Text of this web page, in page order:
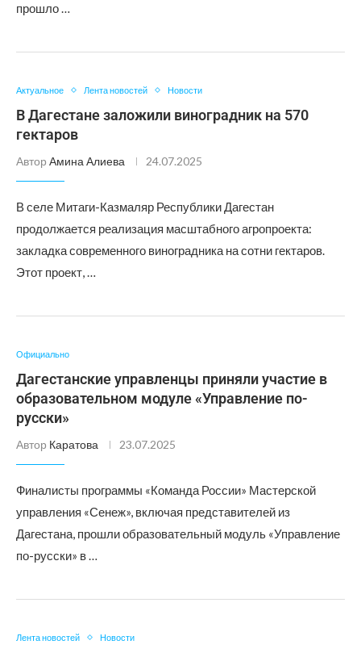
прошло …
Актуальное Лента новостей Новости
В Дагестане заложили виноградник на 570
гектаров
Автор Амина Алиева 24.07.2025
В селе Митаги-Казмаляр Республики Дагестан
продолжается реализация масштабного агропроекта:
закладка современного виноградника на сотни гектаров.
Этот проект, …
Официально
Дагестанские управленцы приняли участие в
образовательном модуле «Управление по-
русски»
Автор Каратова 23.07.2025
Финалисты программы «Команда России» Мастерской
управления «Сенеж», включая представителей из
Дагестана, прошли образовательный модуль «Управление
по-русски» в …
Лента новостей Новости